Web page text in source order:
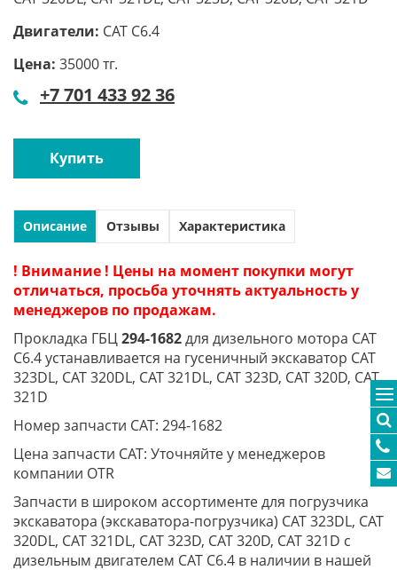
Двигатели: CAT С6.4
Цена: 35000 тг.
+7 701 433 92 36
Купить
Описание Отзывы Характеристика
! Внимание ! Цены на момент покупки могут
отличаться, просьба уточнять актуальность у
менеджеров по продажам.
Прокладка ГБЦ294-1682для дизельного мотора CAT
С6.4 устанавливается на гусеничный экскаватор CAT
323DL, CAT 320DL, CAT 321DL, CAT 323D, CAT 320D, CAT
321D
Номер запчасти CAT: 294-1682
Цена запчасти CAT: Уточняйте у менеджеров
компании OTR
Запчасти в широком ассортименте для погрузчика
экскаватора (экскаватора-погрузчика) CAT 323DL, CAT
320DL, CAT 321DL, CAT 323D, CAT 320D, CAT 321D с
дизельным двигателем CAT С6.4 в наличии в нашей